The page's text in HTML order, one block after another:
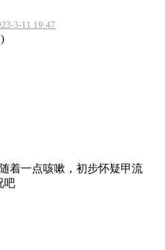
3-11 19:47
着一点咳嗽，初步怀疑甲流
吧